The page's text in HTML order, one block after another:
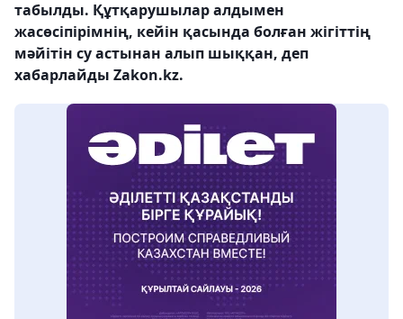
табылды. Құтқарушылар алдымен
жасөсіпірімнің, кейін қасында болған жігіттің
мәйітін су астынан алып шыққан, деп
хабарлайды Zakon.kz.